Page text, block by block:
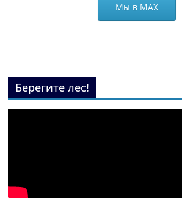
Мы в МАХ
Берегите лес!